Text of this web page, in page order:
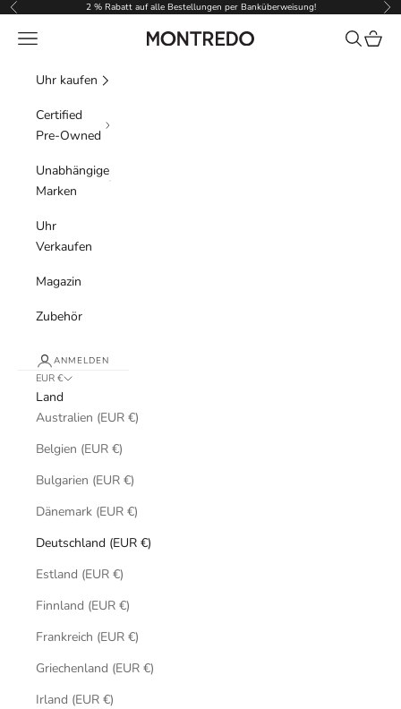
Zum Inhalt springen
Zurück 2 % Rabatt auf alle Bestellungen per Banküberweisung! Vor
Montredo
Menü Suchen
Uhr kaufen
Certified
Pre-Owned
Unabhängige
Marken
Uhr
Verkaufen
Magazin
Zubehör
ANMELDEN
EUR €
Land
Australien (EUR €)
Belgien (EUR €)
Bulgarien (EUR €)
Dänemark (EUR €)
Deutschland (EUR €)
Estland (EUR €)
Finnland (EUR €)
Frankreich (EUR €)
Griechenland (EUR €)
Irland (EUR €)